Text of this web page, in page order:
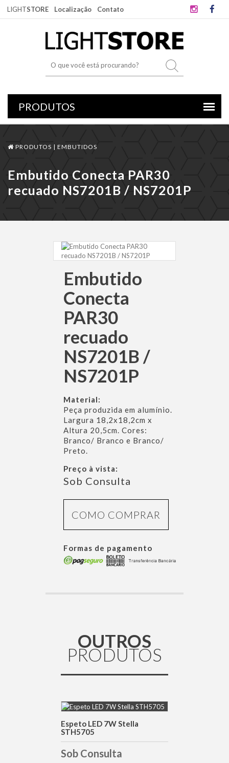
LIGHTSTORE Localização Contato
PRODUTOS | EMBUTIDOS
Embutido Conecta PAR30
recuado NS7201B / NS7201P
Embutido
Conecta
PAR30
recuado
NS7201B /
NS7201P
Material:
Peça produzida em alumínio.
Largura 18,2x18,2cm x
Altura 20,5cm. Cores:
Branco/ Branco e Branco/
Preto.
Preço à vista:
Sob Consulta
COMO COMPRAR
Formas de pagamento
OUTROS
PRODUTOS
DETALHES
Espeto LED 7W Stella
STH5705
Sob Consulta